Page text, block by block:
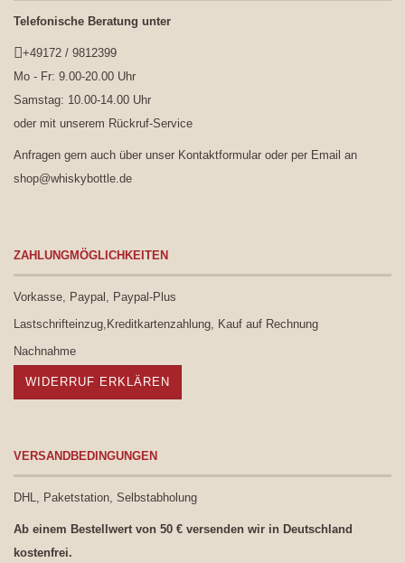
Telefonische Beratung unter
+49172 / 9812399
Mo - Fr: 9.00-20.00 Uhr
Samstag: 10.00-14.00 Uhr
oder mit unserem Rückruf-Service
Anfragen gern auch über unser Kontaktformular oder per Email an
shop@whiskybottle.de
ZAHLUNGMÖGLICHKEITEN
Vorkasse, Paypal, Paypal-Plus
Lastschrifteinzug,Kreditkartenzahlung, Kauf auf Rechnung
Nachnahme
WIDERRUF ERKLÄREN
VERSANDBEDINGUNGEN
DHL, Paketstation, Selbstabholung
Ab einem Bestellwert von 50 € versenden wir in Deutschland
kostenfrei.